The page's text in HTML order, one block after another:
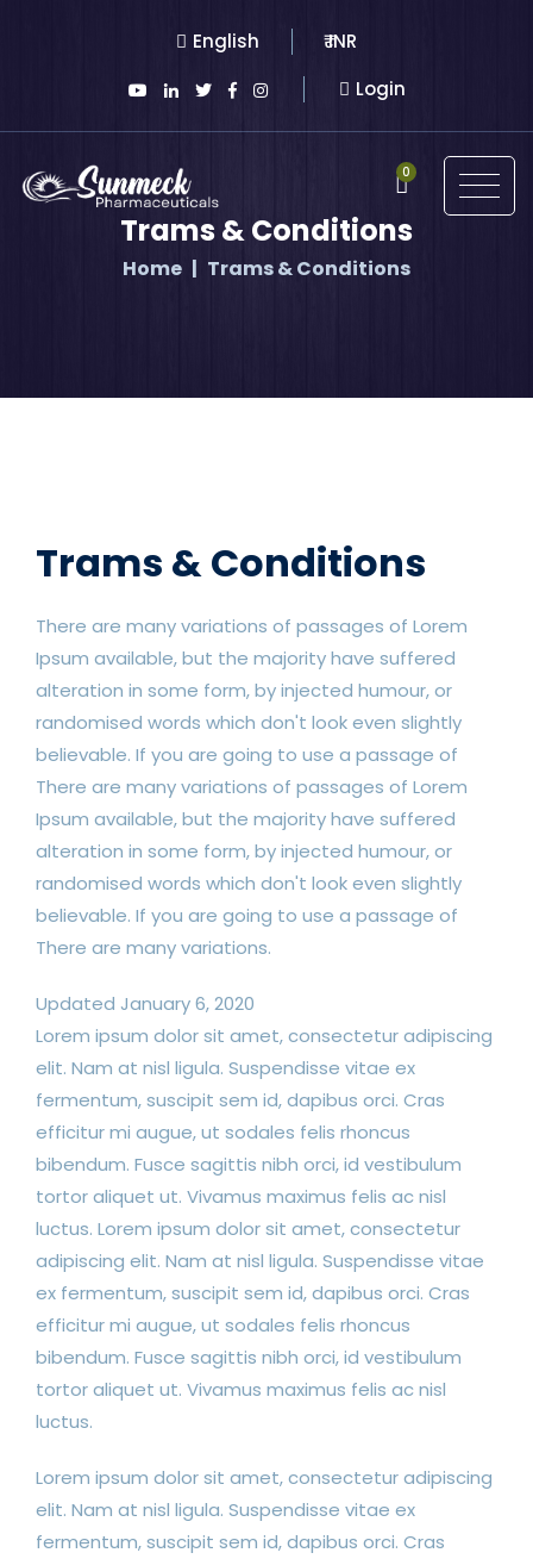
English
₹ INR
Login
0
Trams & Conditions
Home Trams & Conditions
Trams & Conditions
There are many variations of passages of Lorem
Ipsum available, but the majority have suffered
alteration in some form, by injected humour, or
randomised words which don't look even slightly
believable. If you are going to use a passage of
There are many variations of passages of Lorem
Ipsum available, but the majority have suffered
alteration in some form, by injected humour, or
randomised words which don't look even slightly
believable. If you are going to use a passage of
There are many variations.
Updated January 6, 2020
Lorem ipsum dolor sit amet, consectetur adipiscing
elit. Nam at nisl ligula. Suspendisse vitae ex
fermentum, suscipit sem id, dapibus orci. Cras
efficitur mi augue, ut sodales felis rhoncus
bibendum. Fusce sagittis nibh orci, id vestibulum
tortor aliquet ut. Vivamus maximus felis ac nisl
luctus. Lorem ipsum dolor sit amet, consectetur
adipiscing elit. Nam at nisl ligula. Suspendisse vitae
ex fermentum, suscipit sem id, dapibus orci. Cras
efficitur mi augue, ut sodales felis rhoncus
bibendum. Fusce sagittis nibh orci, id vestibulum
tortor aliquet ut. Vivamus maximus felis ac nisl
luctus.
Lorem ipsum dolor sit amet, consectetur adipiscing
elit. Nam at nisl ligula. Suspendisse vitae ex
fermentum, suscipit sem id, dapibus orci. Cras